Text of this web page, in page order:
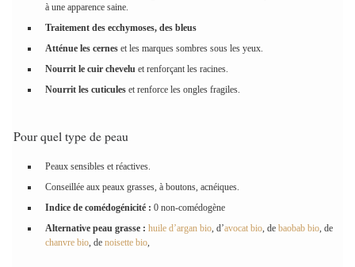
à une apparence saine.
Traitement des ecchymoses, des bleus
Atténue les cernes et les marques sombres sous les yeux.
Nourrit le cuir chevelu et renforçant les racines.
Nourrit les cuticules et renforce les ongles fragiles.
Pour quel type de peau
Peaux sensibles et réactives.
Conseillée aux peaux grasses, à boutons, acnéiques.
Indice de comédogénicité : 0 non-comédogène
Alternative peau grasse : huile d’argan bio, d’avocat bio, de baobab bio, de
chanvre bio, de noisette bio,